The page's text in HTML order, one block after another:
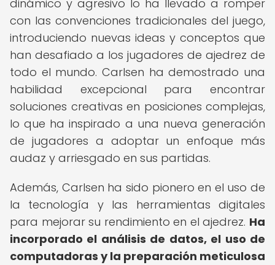
dinámico y agresivo lo ha llevado a romper
con las convenciones tradicionales del juego,
introduciendo nuevas ideas y conceptos que
han desafiado a los jugadores de ajedrez de
todo el mundo. Carlsen ha demostrado una
habilidad excepcional para encontrar
soluciones creativas en posiciones complejas,
lo que ha inspirado a una nueva generación
de jugadores a adoptar un enfoque más
audaz y arriesgado en sus partidas.
Además, Carlsen ha sido pionero en el uso de
la tecnología y las herramientas digitales
para mejorar su rendimiento en el ajedrez. Ha
incorporado el análisis de datos, el uso de
computadoras y la preparación meticulosa